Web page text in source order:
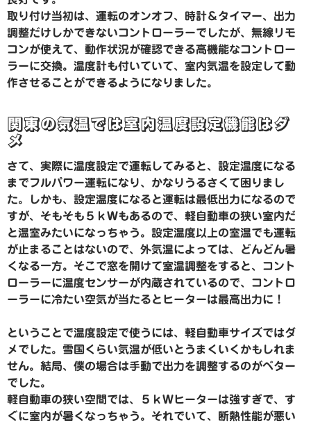
取り付け当初は、運転のオンオフ、時計＆タイマー、出力
調整だけしかできないコントローラーでしたが、無線リモ
コンが使えて、動作状況が確認できる高機能なコントロー
ラーに交換。温度計も付いていて、室内気温を設定して動
作させることができるようになりました。
関東の気温では室内温度設定機能はダ
メ
さて、実際に温度設定で運転してみると、設定温度になる
までフルパワー運転になり、かなりうるさくて困りまし
た。しかも、設定温度になると運転は最低出力になるので
すが、そもそも５ｋWもあるので、軽自動車の狭い室内だ
と温室みたいになっちゃう。設定温度以上の室温でも運転
が止まることはないので、外気温によっては、どんどん暑
くなる一方。そこで窓を開けて室温調整をすると、コント
ローラーに温度センサーが内蔵されているので、コントロ
ーラーに冷たい空気が当たるとヒーターは最高出力に！
ということで温度設定で使うには、軽自動車サイズではダ
メでした。雪国くらい気温が低いとうまくいくかもしれま
せん。結局、僕の場合は手動で出力を調整するのがベター
でした。
軽自動車の狭い空間では、５ｋWヒーターは強すぎで、す
ぐに室内が暑くなっちゃう。それでいて、断熱性能が悪い